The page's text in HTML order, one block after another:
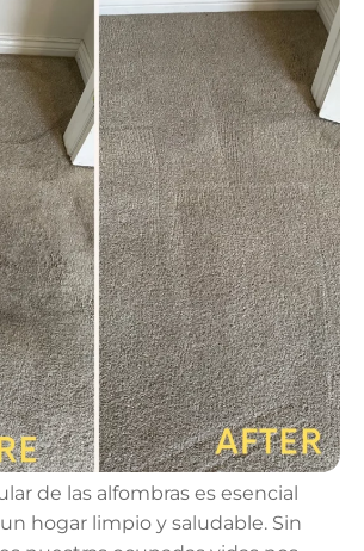
de las alfombras es esencial
hogar limpio y saludable. Sin